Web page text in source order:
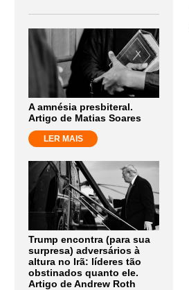
A amnésia presbiteral.
Artigo de Matias Soares
LER MAIS
Trump encontra (para sua
surpresa) adversários à
altura no Irã: líderes tão
obstinados quanto ele.
Artigo de Andrew Roth